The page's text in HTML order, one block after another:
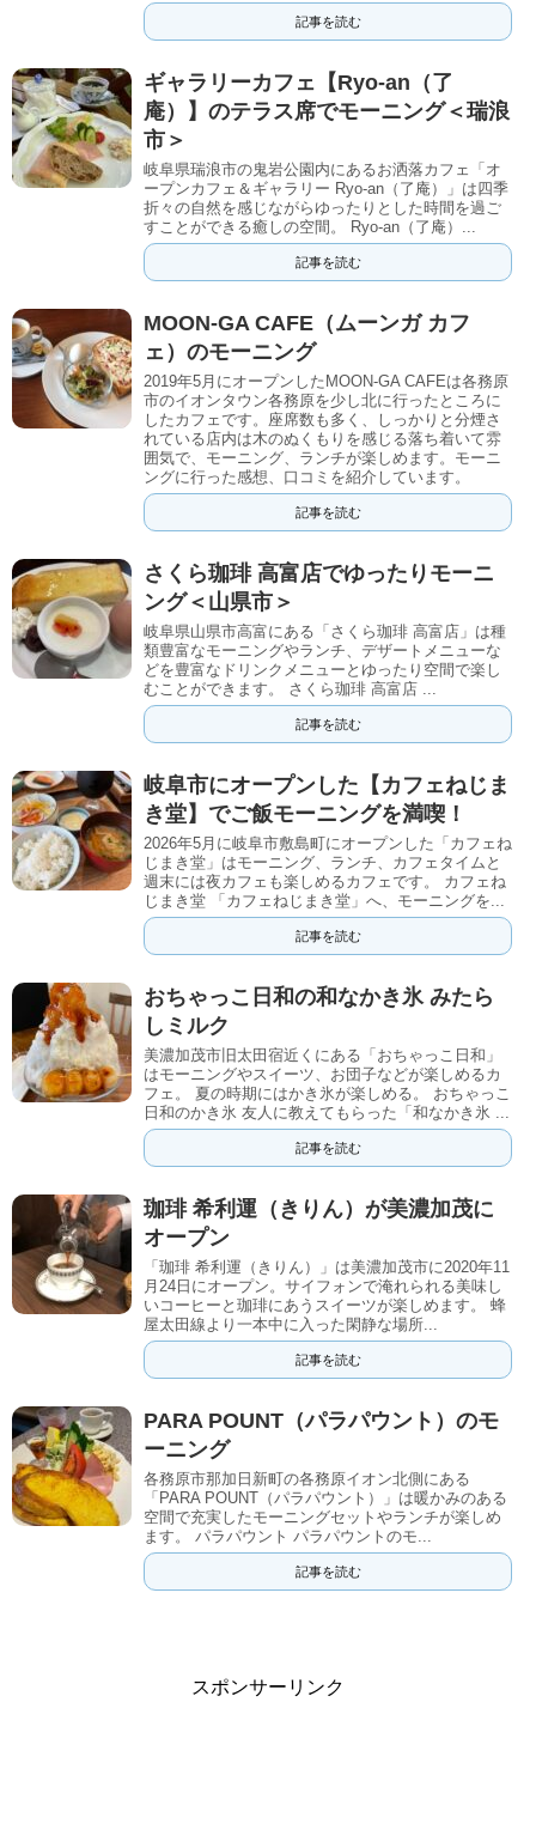
記事を読む
ギャラリーカフェ【Ryo-an（了
庵）】のテラス席でモーニング＜瑞浪
市＞
岐阜県瑞浪市の鬼岩公園内にあるお洒落カフェ「オ
ープンカフェ＆ギャラリー Ryo-an（了庵）」は四季
折々の自然を感じながらゆったりとした時間を過ご
すことができる癒しの空間。 Ryo-an（了庵）...
記事を読む
MOON-GA CAFE（ムーンガ カフ
ェ）のモーニング
2019年5月にオープンしたMOON-GA CAFEは各務原
市のイオンタウン各務原を少し北に行ったところに
したカフェです。座席数も多く、しっかりと分煙さ
れている店内は木のぬくもりを感じる落ち着いて雰
囲気で、モーニング、ランチが楽しめます。モーニ
ングに行った感想、口コミを紹介しています。
記事を読む
さくら珈琲 高富店でゆったりモーニ
ング＜山県市＞
岐阜県山県市高富にある「さくら珈琲 高富店」は種
類豊富なモーニングやランチ、デザートメニューな
どを豊富なドリンクメニューとゆったり空間で楽し
むことができます。 さくら珈琲 高富店 ...
記事を読む
岐阜市にオープンした【カフェねじま
き堂】でご飯モーニングを満喫！
2026年5月に岐阜市敷島町にオープンした「カフェね
じまき堂」はモーニング、ランチ、カフェタイムと
週末には夜カフェも楽しめるカフェです。 カフェね
じまき堂 「カフェねじまき堂」へ、モーニングを...
記事を読む
おちゃっこ日和の和なかき氷 みたら
しミルク
美濃加茂市旧太田宿近くにある「おちゃっこ日和」
はモーニングやスイーツ、お団子などが楽しめるカ
フェ。 夏の時期にはかき氷が楽しめる。 おちゃっこ
日和のかき氷 友人に教えてもらった「和なかき氷 ...
記事を読む
珈琲 希利運（きりん）が美濃加茂に
オープン
「珈琲 希利運（きりん）」は美濃加茂市に2020年11
月24日にオープン。サイフォンで淹れられる美味し
いコーヒーと珈琲にあうスイーツが楽しめます。 蜂
屋太田線より一本中に入った閑静な場所...
記事を読む
PARA POUNT（パラパウント）のモ
ーニング
各務原市那加日新町の各務原イオン北側にある
「PARA POUNT（パラパウント）」は暖かみのある
空間で充実したモーニングセットやランチが楽しめ
ます。 パラパウント パラパウントのモ...
記事を読む
スポンサーリンク